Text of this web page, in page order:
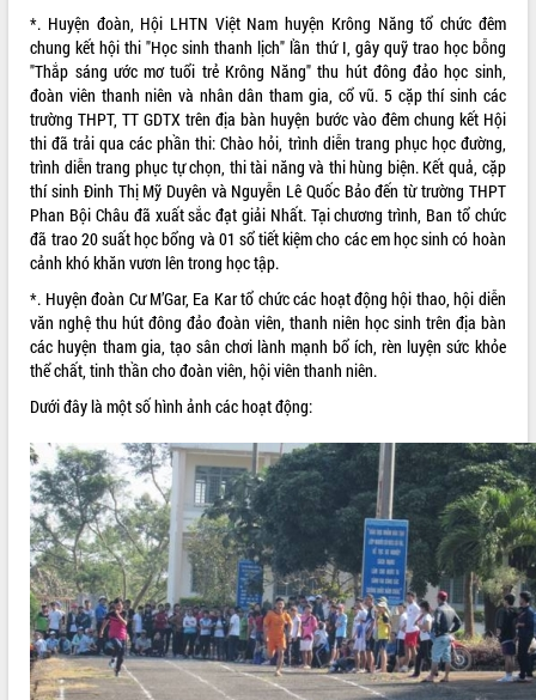
VIDEO
ALBUM ẢNH
*. Huyện đoàn, Hội LHTN Việt Nam huyện Krông Năng tổ chức đêm
chung kết hội thi "Học sinh thanh lịch" lần thứ I, gây quỹ trao học bỗng
"Thắp sáng ước mơ tuổi trẻ Krông Năng" thu hút đông đảo học sinh,
đoàn viên thanh niên và nhân dân tham gia, cổ vũ. 5 cặp thí sinh các
trường THPT, TT GDTX trên địa bàn huyện bước vào đêm chung kết Hội
thi đã trải qua các phần thi: Chào hỏi, trình diễn trang phục học đường,
trình diễn trang phục tự chọn, thi tài năng và thi hùng biện. Kết quả, cặp
thí sinh Đinh Thị Mỹ Duyên và Nguyễn Lê Quốc Bảo đến từ trường THPT
Phan Bội Châu đã xuất sắc đạt giải Nhất. Tại chương trình, Ban tổ chức
đã trao 20 suất học bổng và 01 sổ tiết kiệm cho các em học sinh có hoàn
cảnh khó khăn vươn lên trong học tập.
*. Huyện đoàn Cư M’Gar, Ea Kar tổ chức các hoạt động hội thao, hội diễn
văn nghệ thu hút đông đảo đoàn viên, thanh niên học sinh trên địa bàn
các huyện tham gia, tạo sân chơi lành mạnh bổ ích, rèn luyện sức khỏe
thể chất, tinh thần cho đoàn viên, hội viên thanh niên.
Dưới đây là một số hình ảnh các hoạt động: